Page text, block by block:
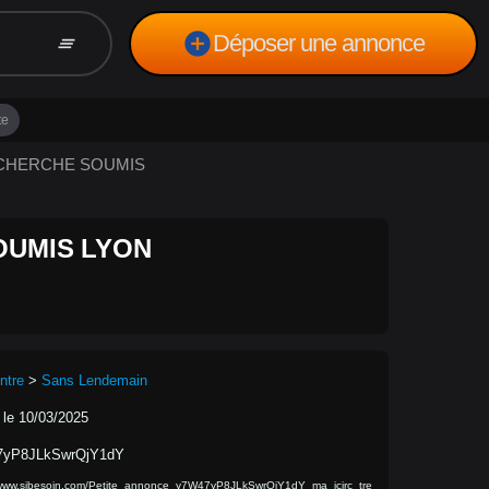
clear_all add_circleDéposer une annonce
SOUMIS
LYON
> Sans Lendemain
le 10/03/2025
Petite_annonce_y7W47yP8JLkSwrQjY1dY_ma_icirc_tre